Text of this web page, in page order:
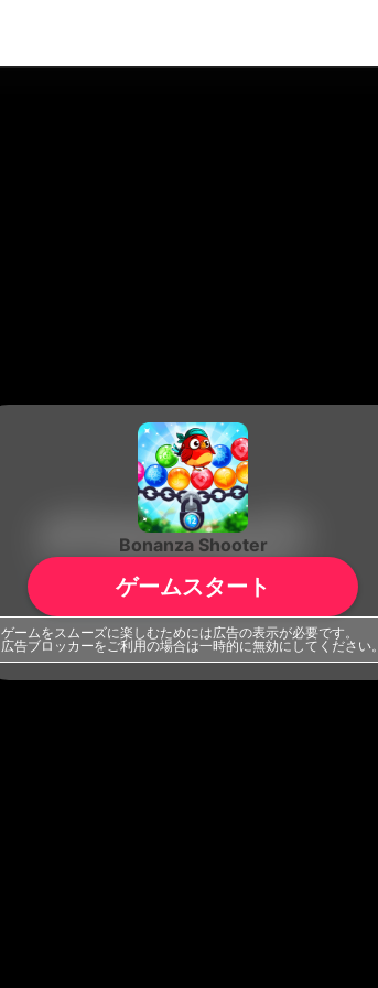
Bonanza Shooter
ゲームスタート
ゲームをスムーズに楽しむためには広告の表示が必要です。
広告ブロッカーをご利用の場合は一時的に無効にしてください。